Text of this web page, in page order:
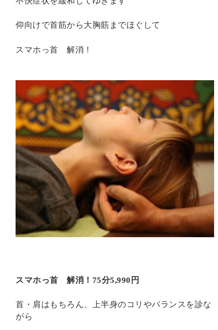
仰向けで首筋から大胸筋までほぐして
スマホっ首 解消！
スマホっ首 解消！ 75分5,990 円
首・肩はもちろん、上半身のコリやバランスを診な
がら